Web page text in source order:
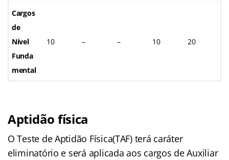
Cargos
de
Nível
Funda
mental
10 – – 10 20
Aptidão física
O Teste de Aptidão Física(TAF) terá caráter
eliminatório e será aplicada aos cargos de Auxiliar